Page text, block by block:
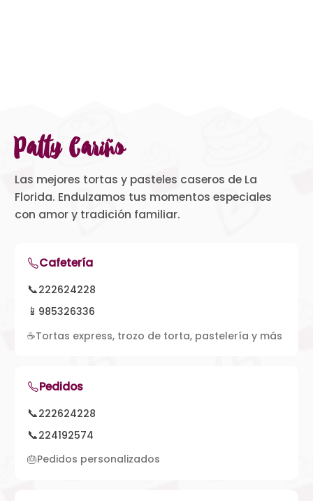
Patty Cariño
Las mejores tortas y pasteles caseros de La
Florida. Endulzamos tus momentos especiales
con amor y tradición familiar.
Cafetería
📞222624228
📱 985326336
☕Tortas express, trozo de torta, pastelería y más
Pedidos
📞222624228
📞224192574
🎂Pedidos personalizados